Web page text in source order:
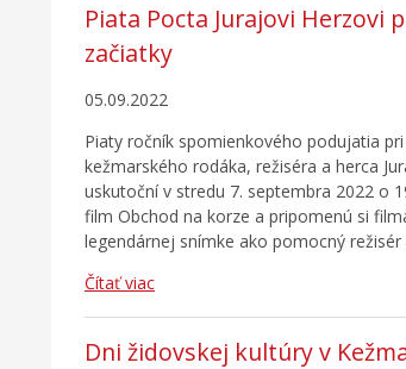
Piata Pocta Jurajovi Herzovi
začiatky
05.09.2022
Piaty ročník spomienkového podujatia
kežmarského rodáka, režiséra a herca
uskutoční v stredu 7. septembra 2022 o
film Obchod na korze a pripomenú si
legendárnej snímke ako pomocný
Čítať viac
Dni židovskej kultúry v